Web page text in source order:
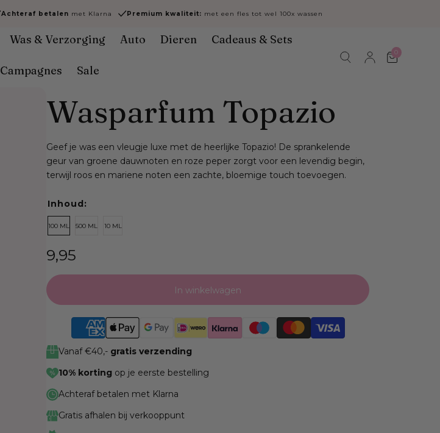
Achteraf betalen met Klarna Premium kwaliteit: met een fles tot wel 100x wassen
Was & Verzorging Auto Dieren Cadeaus & Sets
Campagnes Sale
0
Wasparfum Topazio
Geef je was een vleugje luxe met de heerlijke Topazio! De sprankelende
geur van groene dauwnoten en roze peper zorgt voor een levendig begin,
terwijl roos en mariene noten een zachte, bloemige touch toevoegen.
Inhoud:
100 ML 500 ML 10 ML
Normale
prijs
9,95
In winkelwagen
Vanaf €40,- gratis verzending
10% korting op je eerste bestelling
Achteraf betalen met Klarna
Gratis afhalen bij verkooppunt